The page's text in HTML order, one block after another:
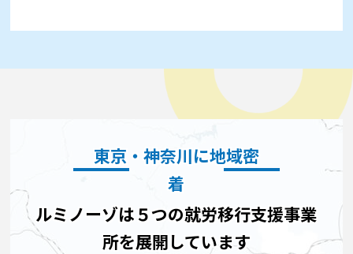
東京・神奈川に地域密
着
ルミノーゾは５つの就労移行支援事業
所を展開しています